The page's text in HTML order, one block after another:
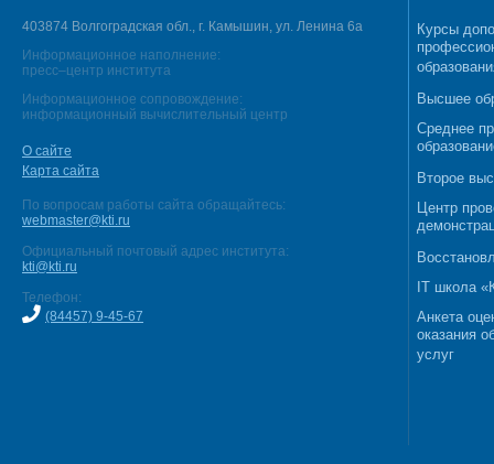
403874 Волгоградская обл., г. Камышин, ул. Ленина 6а
Информационное наполнение:
пресс–центр института
Информационное сопровождение:
информационный вычислительный центр
О сайте
Карта сайта
По вопросам работы сайта обращайтесь:
webmaster@kti.ru
Официальный почтовый адрес института:
kti@kti.ru
Телефон:
(84457) 9-45-67
Курсы
Высшее
Среднее
Второе
Центр
IT школа
Анкета
оказания
услуг